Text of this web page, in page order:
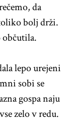
da
bolj drži.
občutila.
lepo urejeni
sobi se
gospa naju
zelo v redu.